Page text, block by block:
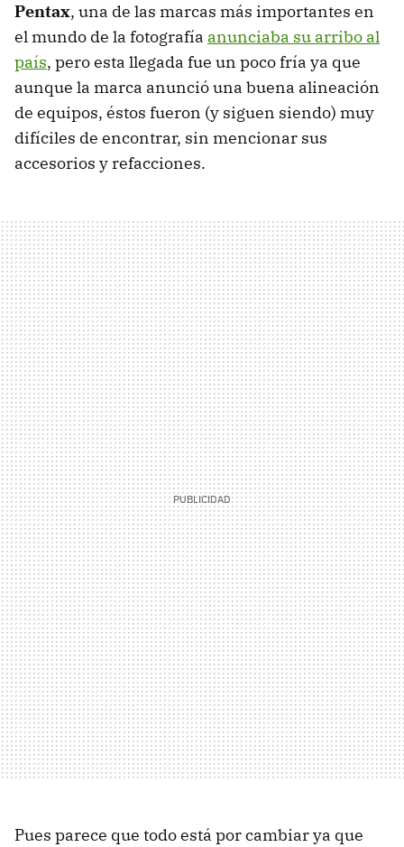
Pentax, una de las marcas más importantes en
el mundo de la fotografía anunciaba su arribo al
país, pero esta llegada fue un poco fría ya que
aunque la marca anunció una buena alineación
de equipos, éstos fueron (y siguen siendo) muy
difíciles de encontrar, sin mencionar sus
accesorios y refacciones.
Pues parece que todo está por cambiar ya que